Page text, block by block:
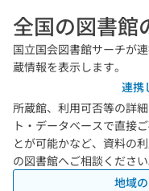
全国の図書館
国立国会図書館サーチが
蔵情報を表示します。
連携
所蔵館、利用可否等の詳
ト・データベースで直接
とが可能かなど、資料の
の図書館へご相談くださ
地域